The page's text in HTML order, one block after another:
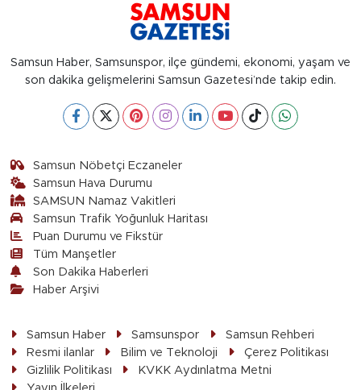
Samsun Haber, Samsunspor, ilçe gündemi, ekonomi, yaşam ve
son dakika gelişmelerini Samsun Gazetesi’nde takip edin.
Samsun Nöbetçi Eczaneler
Samsun Hava Durumu
SAMSUN Namaz Vakitleri
Samsun Trafik Yoğunluk Haritası
Puan Durumu ve Fikstür
Tüm Manşetler
Son Dakika Haberleri
Haber Arşivi
Samsun Haber Samsunspor
Samsun Rehberi
Resmi ilanlar
Bilim ve Teknoloji
Çerez Politikası
Gizlilik Politikası
KVKK Aydınlatma Metni